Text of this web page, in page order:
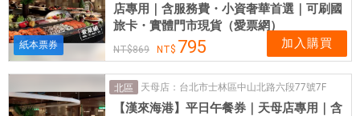
紙本票券
店專用｜含服務費・小資奢華首選｜可刷國
旅卡・實體門市現貨（愛票網）
869 795 加入購買
北區 天母店：台北市士林區中山北路六段77號7F
【漢來海港】平日午餐券｜天母店專用｜含